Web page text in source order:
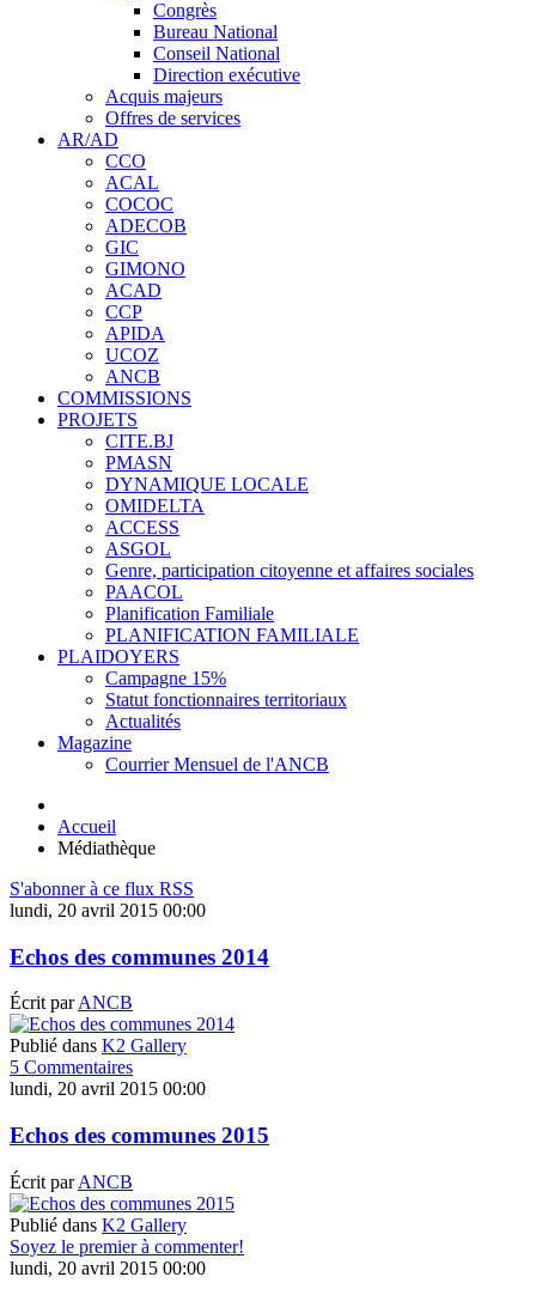
Congrès
Bureau National
Conseil National
Direction exécutive
Acquis majeurs
Offres de services
AR/AD
CCO
ACAL
COCOC
ADECOB
GIC
GIMONO
ACAD
CCP
APIDA
UCOZ
ANCB
COMMISSIONS
PROJETS
CITE.BJ
PMASN
DYNAMIQUE LOCALE
OMIDELTA
ACCESS
ASGOL
Genre, participation citoyenne et affaires sociales
PAACOL
Planification Familiale
PLANIFICATION FAMILIALE
PLAIDOYERS
Campagne 15%
Statut fonctionnaires territoriaux
Actualités
Magazine
Courrier Mensuel de l'ANCB
Accueil
Médiathèque
S'abonner à ce flux RSS
lundi, 20 avril 2015 00:00
Echos des communes 2014
Écrit parANCB
Publié dans K2 Gallery
5 Commentaires
lundi, 20 avril 2015 00:00
Echos des communes 2015
Écrit parANCB
Publié dans K2 Gallery
Soyez le premier à commenter!
lundi, 20 avril 2015 00:00